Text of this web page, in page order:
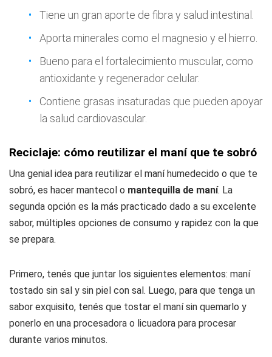
Tiene un gran aporte de fibra y salud intestinal.
Aporta minerales como el magnesio y el hierro.
Bueno para el fortalecimiento muscular, como
antioxidante y regenerador celular.
Contiene grasas insaturadas que pueden apoyar
la salud cardiovascular.
Reciclaje: cómo reutilizar el maní que te sobró
Una genial idea para reutilizar el maní humedecido o que te
sobró, es hacer mantecol o mantequilla de maní. La
segunda opción es la más practicado dado a su excelente
sabor, múltiples opciones de consumo y rapidez con la que
se prepara.
Primero, tenés que juntar los siguientes elementos: maní
tostado sin sal y sin piel con sal. Luego, para que tenga un
sabor exquisito, tenés que tostar el maní sin quemarlo y
ponerlo en una procesadora o licuadora para procesar
durante varios minutos.